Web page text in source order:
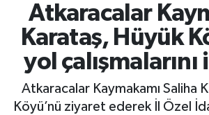
Atkaracalar
Karataş, Hüyük
yol
Atkaracalar Kaymakamı Saliha
Köyü’nü ziyaret ederek İl Özel
EKONOMİ
SAĞLIK
SPOR
Trafik Durumu
Süper Lig Puan Durumu ve
Tüm Manşetler